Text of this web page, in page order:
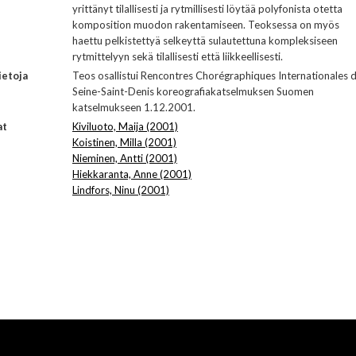
yrittänyt tilallisesti ja rytmillisesti löytää polyfonista otetta
komposition muodon rakentamiseen. Teoksessa on myös
haettu pelkistettyä selkeyttä sulautettuna kompleksiseen
rytmittelyyn sekä tilallisesti että liikkeellisesti.
Teos osallistui Rencontres Chorégraphiques Internationales
Seine-Saint-Denis koreografiakatselmuksen Suomen
katselmukseen 1.12.2001.
Kiviluoto, Maija (2001)
Koistinen, Milla (2001)
Nieminen, Antti (2001)
Hiekkaranta, Anne (2001)
Lindfors, Ninu (2001)